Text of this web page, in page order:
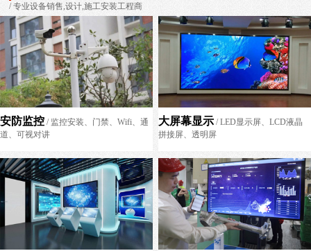
/ 专业设备销售,设计,施工安装工程商
安防监控 / 监控安装、门禁、Wifi、通
道、可视对讲
大屏幕显示 / LED显示屏、LCD液晶
拼接屏、透明屏